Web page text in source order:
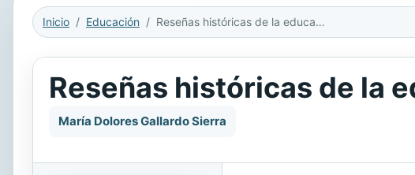
Inicio Educación Reseñas históricas de la educación en Cantillana
Reseñas históricas de la
María Dolores Gallardo Sierra